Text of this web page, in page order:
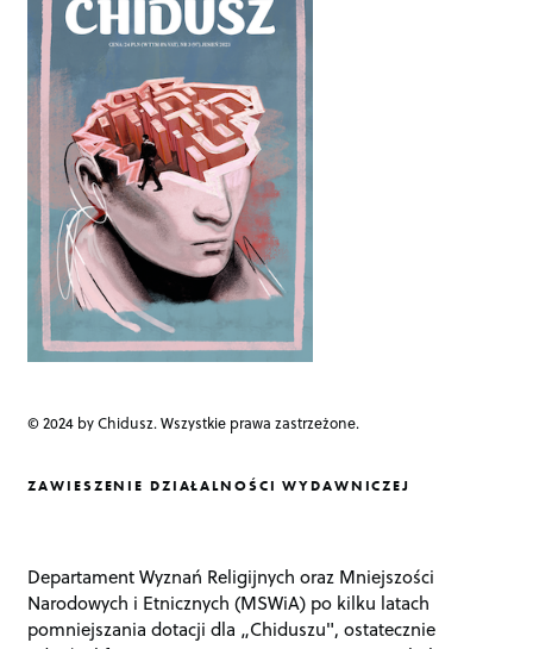
a
t
i
o
n
© 2024 by Chidusz. Wszystkie prawa zastrzeżone.
ZAWIESZENIE DZIAŁALNOŚCI WYDAWNICZEJ
Departament Wyznań Religijnych oraz Mniejszości
Narodowych i Etnicznych (MSWiA) po kilku latach
pomniejszania dotacji dla „Chiduszu", ostatecznie